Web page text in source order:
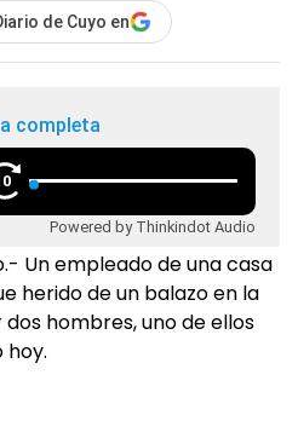
de Cuyo en
completa
Powered by Thinkindot Audio
Un empleado de una casa
herido de un balazo en la
hombres, uno de ellos
hoy.